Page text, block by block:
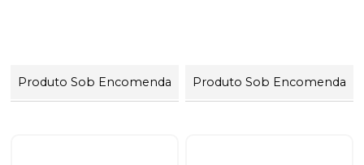
Produto Sob Encomenda Produto Sob Encomenda